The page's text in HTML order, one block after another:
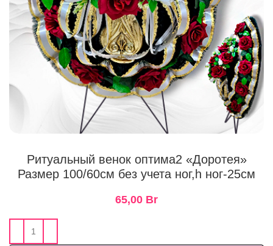
Ритуальный венок оптима2 «Доротея»
Размер 100/60см без учета ног,h ног-25см
65,00 Br